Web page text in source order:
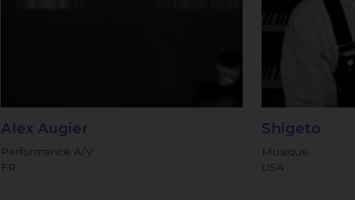
Alex Augier
Performance A/V
FR
Shigeto
Musique
USA